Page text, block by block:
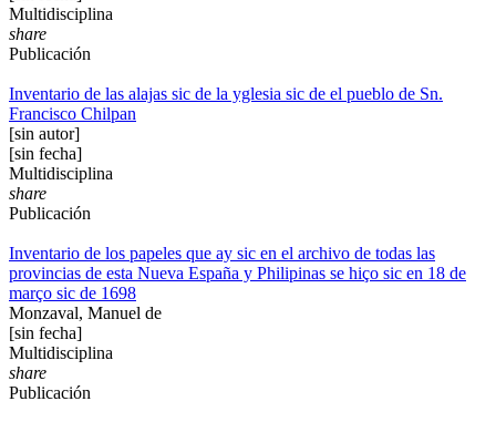
Multidisciplina
share
Publicación
Inventario de las alajas sic de la yglesia sic de el pueblo de Sn.
Francisco Chilpan
[sin autor]
[sin fecha]
Multidisciplina
share
Publicación
Inventario de los papeles que ay sic en el archivo de todas las
provincias de esta Nueva España y Philipinas se hiço sic en 18 de
março sic de 1698
Monzaval, Manuel de
[sin fecha]
Multidisciplina
share
Publicación